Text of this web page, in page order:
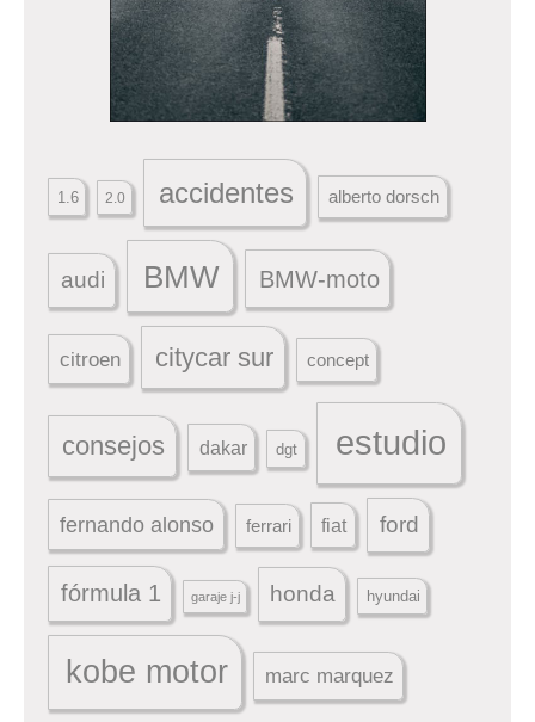
1.6 2.0 accidentes alberto dorsch
audi BMW BMW-moto
citroen citycar sur concept
consejos dakar dgt estudio
fernando alonso ferrari fiat ford
fórmula 1 garaje j-j honda hyundai
kobe motor marc marquez